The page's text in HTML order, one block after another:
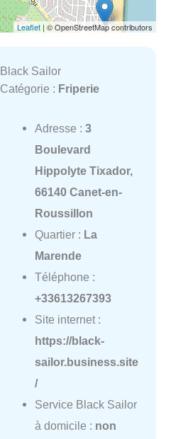
Leaflet | © OpenStreetMap contributors
Black Sailor
Catégorie : Friperie
Adresse : 3
Boulevard
Hippolyte Tixador,
66140 Canet-en-
Roussillon
Quartier : La
Marende
Téléphone :
+33613267393
Site internet :
https://black-
sailor.business.site
/
Service Black Sailor
à domicile : non